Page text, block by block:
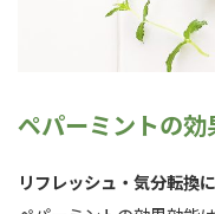
ペパーミントの効
リフレッシュ・気分転換に